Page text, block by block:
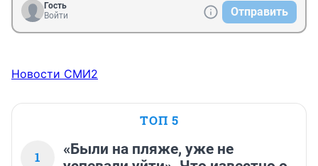
Гость
Войти
Отправить
Новости СМИ2
ТОП 5
1
«Были на пляже, уже не